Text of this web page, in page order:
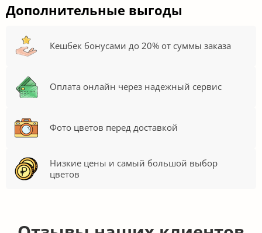
Дополнительные выгоды
Кешбек бонусами до 20% от суммы заказа
Оплата онлайн через надежный сервис
Фото цветов перед доставкой
Низкие цены и самый большой выбор
цветов